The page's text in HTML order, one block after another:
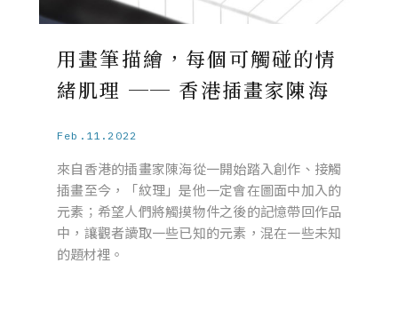
用畫筆描繪，每個可觸碰的情
緒肌理 ── 香港插畫家陳海
Feb.11.2022
來自香港的插畫家陳海從一開始踏入創作、接觸
插畫至今，「紋理」是他一定會在圖面中加入的
元素；希望人們將觸摸物件之後的記憶帶回作品
中，讓觀者讀取一些已知的元素，混在一些未知
的題材裡。